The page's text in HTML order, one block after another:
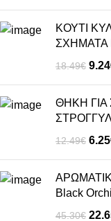
ΚΟΥΤΙ
ΣΧΗΜΑΤΑ
18.49€ 9.24
ΘΗΚΗ
12.49€ 6.25
Black
45.30€